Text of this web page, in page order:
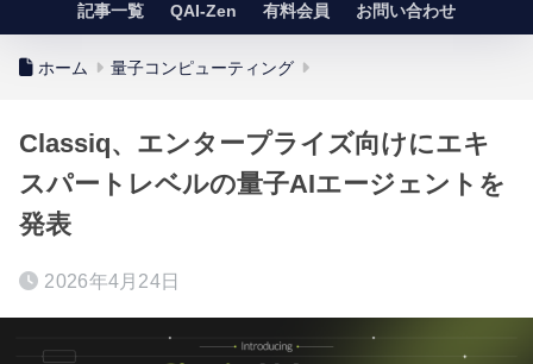
記事一覧 QAI-Zen 有料会員 お問い合わせ
ホーム 量子コンピューティング
Classiq、エンタープライズ向けにエキ
スパートレベルの量子AIエージェントを
発表
2026年4月24日